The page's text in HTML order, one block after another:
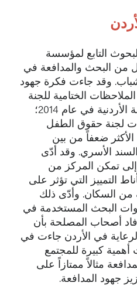
التابع لمؤسسة
من البحث والمدافعة في
وقد جاءت فكرة جهود
الختامية للجنة
حقوق الطفل إلى الحكومة الأردنية في عام 2014؛
لجنة حقوق الطفل
الأكثر ضعفاً من بين
الأسري. وقد أدّى
تمكن المركز من
التمييز التي تؤثر على
من السكان. وأدّى ذلك
البحث المستخدمة في
أصحاب المصلحة بأن
في الأردن جاءت في
كبيرة للمجتمع
مثالاً ممتازاً على
جهود المدافعة.